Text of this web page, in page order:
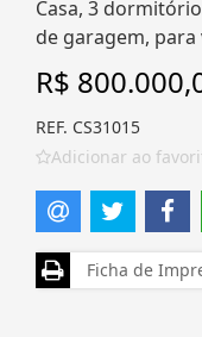
Casa, 3
de garagem, para
R$
REF. CS31015
Adicionar ao
Ficha de